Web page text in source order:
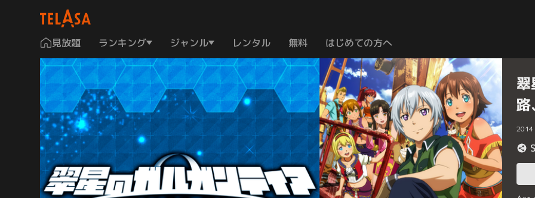
見放題 ランキング ジャンル レンタル 無料 はじめての方へ
2014